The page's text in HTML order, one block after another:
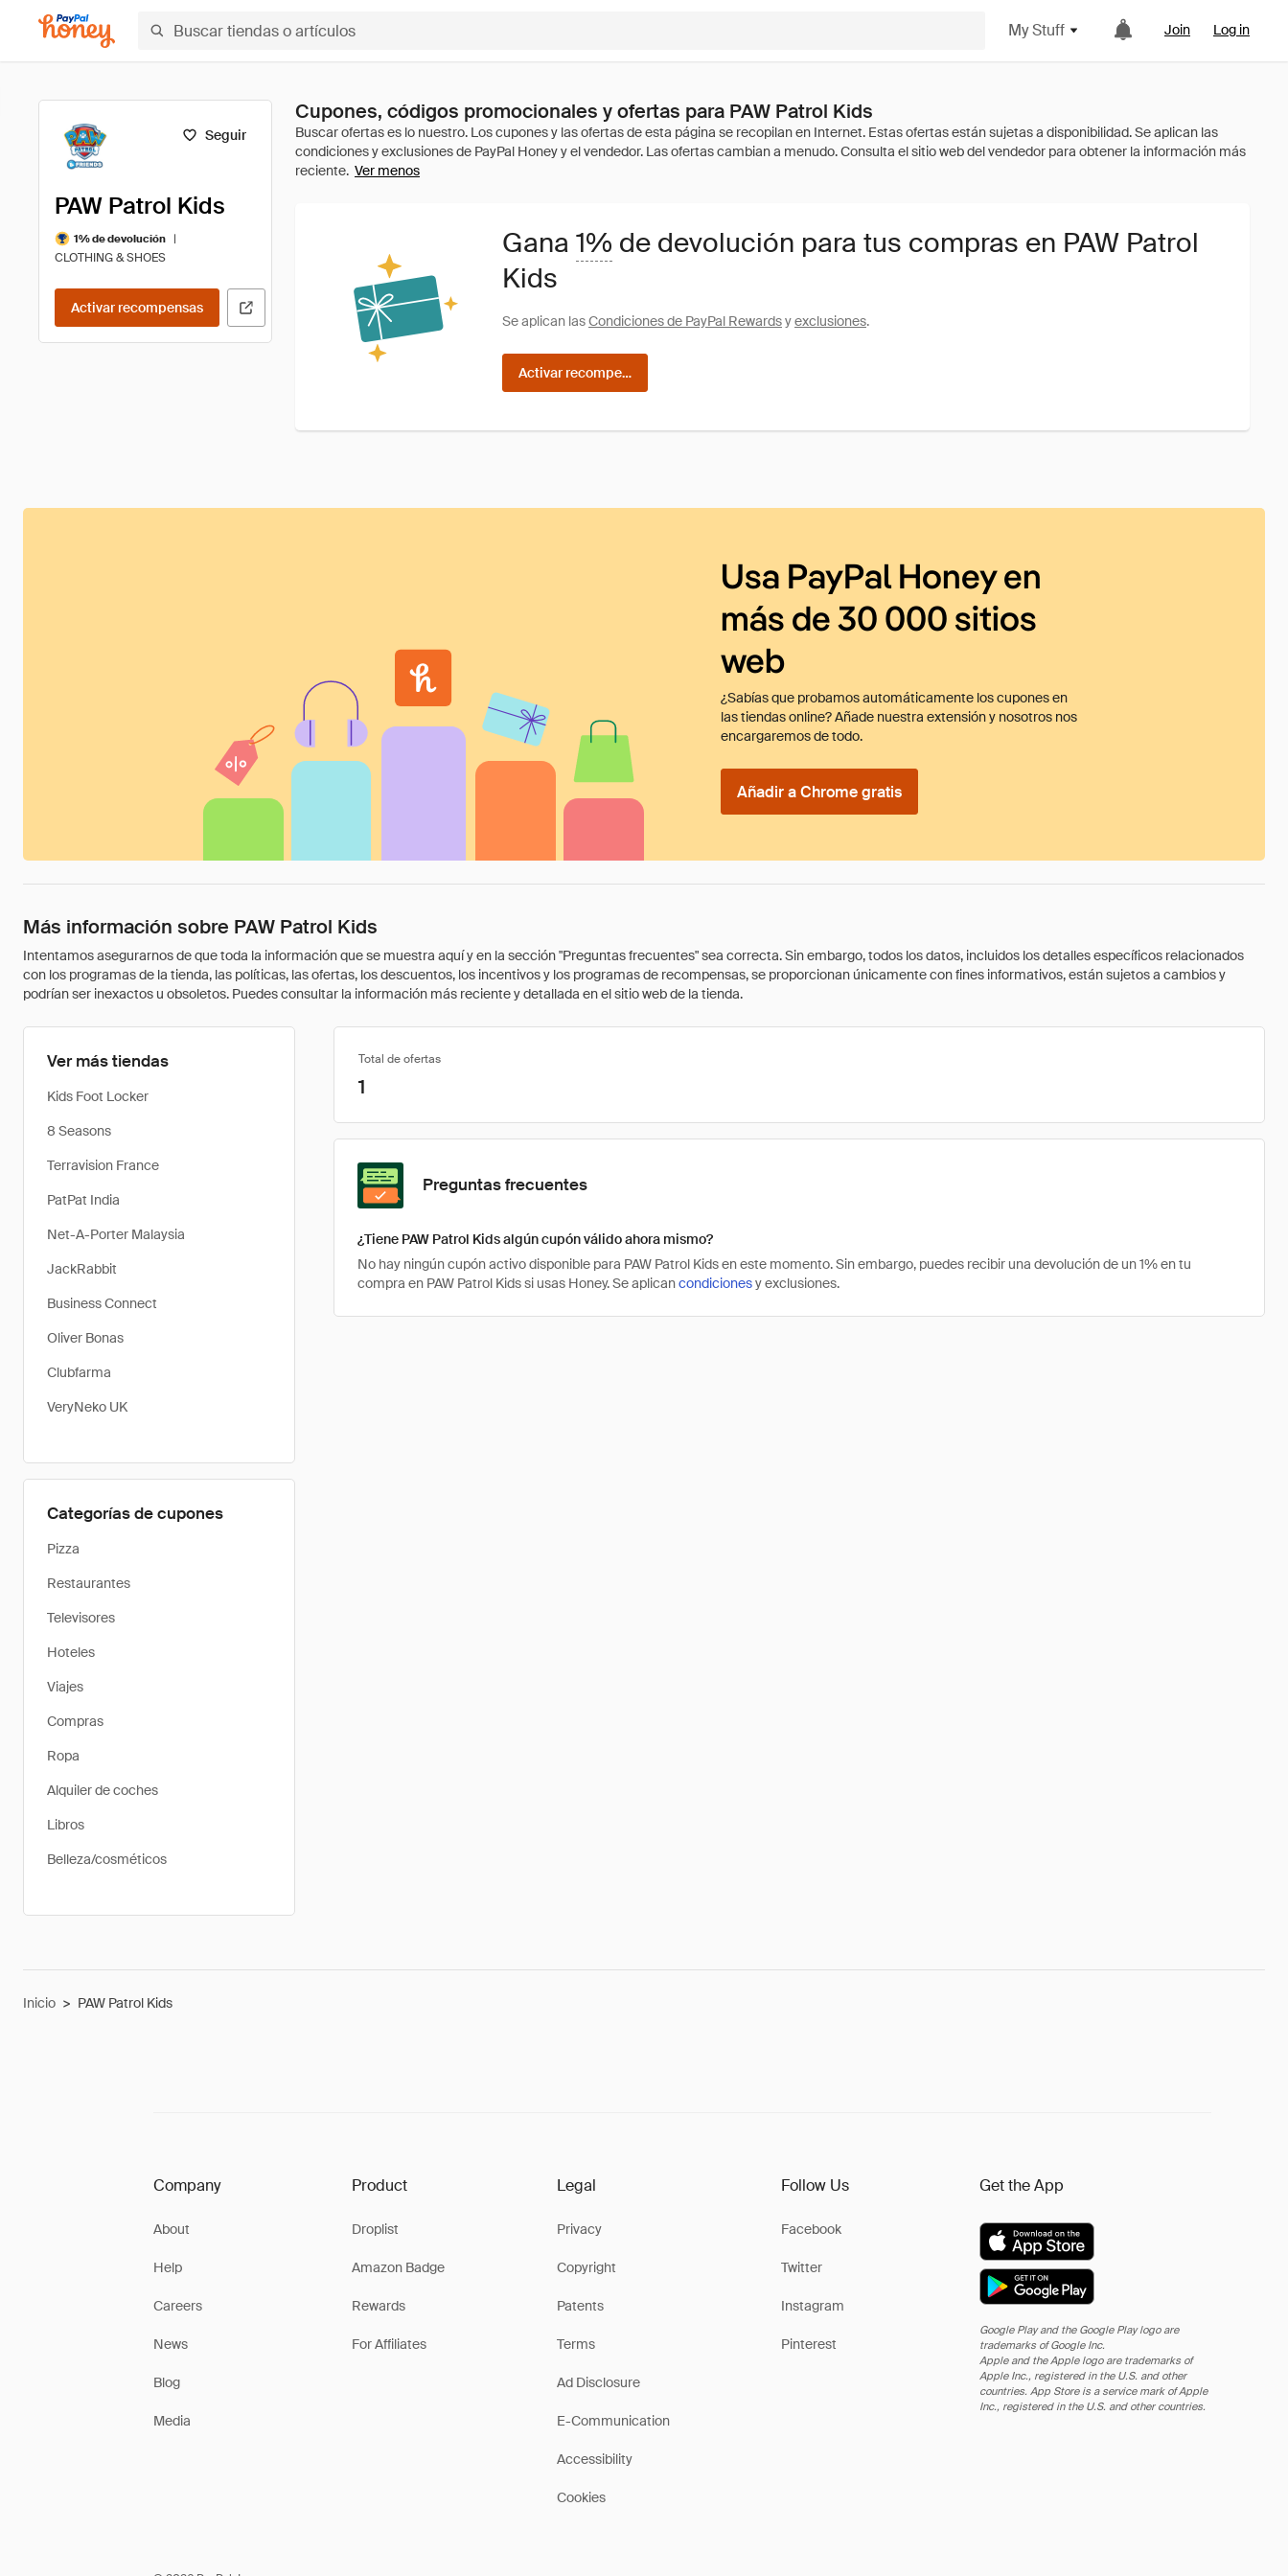
My Stuff Join Log in
Seguir
PAW Patrol Kids
1% de devolución
|
CLOTHING & SHOES
Activar recompensas
Cupones, códigos promocionales y ofertas para PAW Patrol Kids
Ver menos
Gana 1% de devolución para tus compras en PAW Patrol
Kids
Se aplican lasCondiciones de PayPal Rewardsyexclusiones.
Activar recompensas
Usa PayPal Honey en
más de 30 000 sitios
web
¿Sabías que probamos automáticamente los cupones en
las tiendas online? Añade nuestra extensión y nosotros nos
encargaremos de todo.
Añadir a Chrome gratis
Más información sobre PAW Patrol Kids
Intentamos asegurarnos de que toda la información que se muestra aquí y en la sección "Preguntas frecuentes" sea correcta. Sin embargo, todos los datos, incluidos los detalles específicos relacionados
con los programas de la tienda, las políticas, las ofertas, los descuentos, los incentivos y los programas de recompensas, se proporcionan únicamente con fines informativos, están sujetos a cambios y
podrían ser inexactos u obsoletos. Puedes consultar la información más reciente y detallada en el sitio web de la tienda.
Ver más tiendas
Kids Foot Locker
8 Seasons
Terravision France
PatPat India
Net-A-Porter Malaysia
JackRabbit
Business Connect
Oliver Bonas
Clubfarma
VeryNeko UK
Categorías de cupones
Pizza
Restaurantes
Televisores
Hoteles
Viajes
Compras
Ropa
Alquiler de coches
Libros
Belleza/cosméticos
Total de ofertas
1
Preguntas frecuentes
¿Tiene PAW Patrol Kids algún cupón válido ahora mismo?
No hay ningún cupón activo disponible para PAW Patrol Kids en este momento. Sin embargo, puedes recibir una devolución de un 1% en tu
compra en PAW Patrol Kids si usas Honey. Se aplicancondicionesy exclusiones.
Inicio > PAW Patrol Kids
Company
About
Help
Careers
News
Blog
Media
Product
Droplist
Amazon Badge
Rewards
For Affiliates
Legal
Privacy
Copyright
Patents
Terms
Ad Disclosure
E-Communication
Accessibility
Cookies
Follow Us
Facebook
Twitter
Instagram
Pinterest
Get the App
Google Play and the Google Play logo are
trademarks of Google Inc.
Apple and the Apple logo are trademarks of
Apple Inc., registered in the U.S. and other
countries. App Store is a service mark of Apple
Inc., registered in the U.S. and other countries.